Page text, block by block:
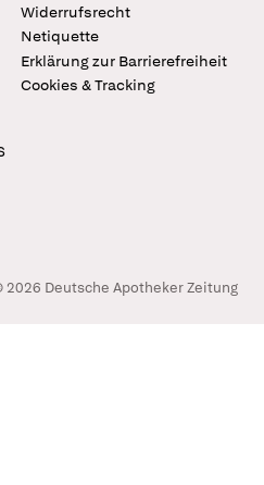
Widerrufsrecht
Netiquette
Erklärung zur Barrierefreiheit
Cookies & Tracking
2026 Deutsche Apotheker Zeitung